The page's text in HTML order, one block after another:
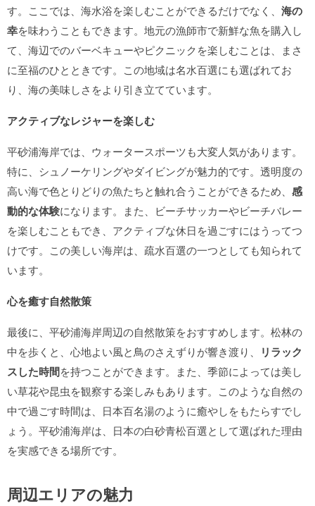
す。ここでは、海水浴を楽しむことができるだけでなく、 海の
幸を味わうこともできます。地元の漁師市で新鮮な魚を購入し
て、海辺でのバーベキューやピクニックを楽しむことは、まさ
に至福のひとときです。この地域は名水百選にも選ばれてお
り、海の美味しさをより引き立てています。
アクティブなレジャーを楽しむ
平砂浦海岸では、ウォータースポーツも大変人気があります。
特に、シュノーケリングやダイビングが魅力的です。透明度の
高い海で色とりどりの魚たちと触れ合うことができるため、 感
動的な体験になります。また、ビーチサッカーやビーチバレー
を楽しむこともでき、アクティブな休日を過ごすにはうってつ
けです。この美しい海岸は、疏水百選の一つとしても知られて
います。
心を癒す自然散策
最後に、平砂浦海岸周辺の自然散策をおすすめします。松林の
中を歩くと、心地よい風と鳥のさえずりが響き渡り、
リラック
スした時間を持つことができます。また、季節によっては美し
い草花や昆虫を観察する楽しみもあります。このような自然の
中で過ごす時間は、日本百名湯のように癒やしをもたらすでし
ょう。平砂浦海岸は、日本の白砂青松百選として選ばれた理由
を実感できる場所です。
周辺エリアの魅力